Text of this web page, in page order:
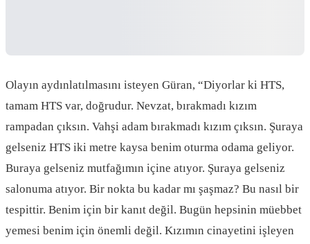
Olayın aydınlatılmasını isteyen Güran, “Diyorlar ki HTS,
tamam HTS var, doğrudur. Nevzat, bırakmadı kızım
rampadan çıksın. Vahşi adam bırakmadı kızım çıksın. Şuraya
gelseniz HTS iki metre kaysa benim oturma odama geliyor.
Buraya gelseniz mutfağımın içine atıyor. Şuraya gelseniz
salonuma atıyor. Bir nokta bu kadar mı şaşmaz? Bu nasıl bir
tespittir. Benim için bir kanıt değil. Bugün hepsinin müebbet
yemesi benim için önemli değil. Kızımın cinayetini işleyen